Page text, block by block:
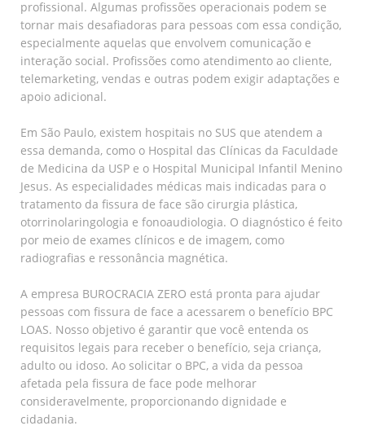
profissional. Algumas profissões operacionais podem se
tornar mais desafiadoras para pessoas com essa condição,
especialmente aquelas que envolvem comunicação e
interação social. Profissões como atendimento ao cliente,
telemarketing, vendas e outras podem exigir adaptações e
apoio adicional.
Em São Paulo, existem hospitais no SUS que atendem a
essa demanda, como o Hospital das Clínicas da Faculdade
de Medicina da USP e o Hospital Municipal Infantil Menino
Jesus. As especialidades médicas mais indicadas para o
tratamento da fissura de face são cirurgia plástica,
otorrinolaringologia e fonoaudiologia. O diagnóstico é feito
por meio de exames clínicos e de imagem, como
radiografias e ressonância magnética.
A empresa BUROCRACIA ZERO está pronta para ajudar
pessoas com fissura de face a acessarem o benefício BPC
LOAS. Nosso objetivo é garantir que você entenda os
requisitos legais para receber o benefício, seja criança,
adulto ou idoso. Ao solicitar o BPC, a vida da pessoa
afetada pela fissura de face pode melhorar
consideravelmente, proporcionando dignidade e
cidadania.